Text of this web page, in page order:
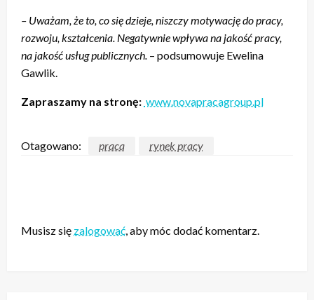
– Uważam, że to, co się dzieje, niszczy motywację do pracy,
rozwoju, kształcenia. Negatywnie wpływa na jakość pracy,
na jakość usług publicznych. – podsumowuje Ewelina
Gawlik.
Zapraszamy na stronę: www.novapracagroup.pl
Otagowano: praca rynek pracy
Musisz się zalogować, aby móc dodać komentarz.